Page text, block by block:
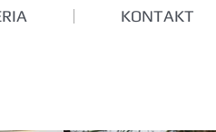
KONTAKT